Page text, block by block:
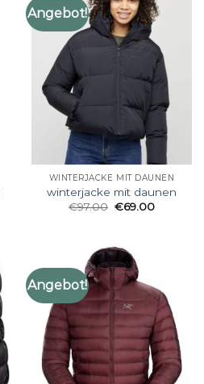
Angebot!
WINTERJACKE MIT DAUNEN
winterjacke mit daunen
€97.00 €69.00
Angebot!